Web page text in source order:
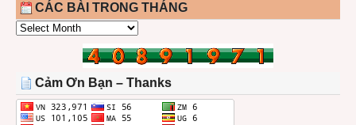
CÁC BÀI TRONG THÁNG
CÁC
THÁNG
Cảm Ơn Bạn – Thanks